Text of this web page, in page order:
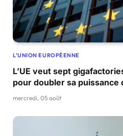
L'UNION EUROPÉENNE
L’UE veut sept
pour doubler sa puissance
mercredi, 05 août